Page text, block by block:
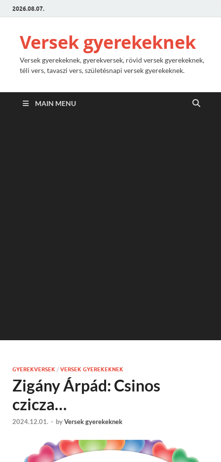
2026.08.07.
Versek gyerekeknek
Versek gyerekeknek, gyerekversek, rövid versek gyerekeknek,
téli vers, tavaszi vers, születésnapi versek gyerekeknek.
MAIN MENU
GYEREKVERSEK / VERSEK GYEREKEKNEK
Zigány Árpád: Csinos
czicza…
2024.12.01. - byVersek gyerekeknek